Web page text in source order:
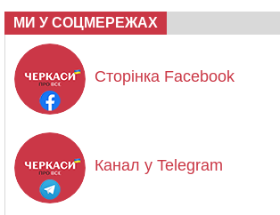
МИ У СОЦМЕРЕЖАХ
Сторінка Facebook
Канал у Telegram